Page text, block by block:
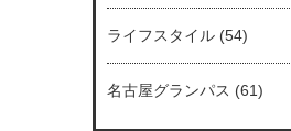
ライフスタイル(54)
名古屋グランパス (61)